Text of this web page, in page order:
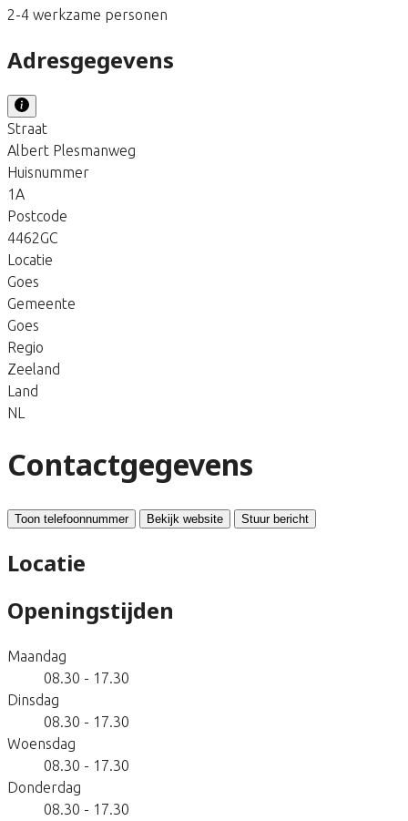
2-4 werkzame personen
Adresgegevens
Straat
Albert Plesmanweg
Huisnummer
1A
Postcode
4462GC
Locatie
Goes
Gemeente
Goes
Regio
Zeeland
Land
NL
Contactgegevens
Toon telefoonnummer Bekijk website Stuur bericht
Locatie
Openingstijden
Maandag
08.30 - 17.30
Dinsdag
08.30 - 17.30
Woensdag
08.30 - 17.30
Donderdag
08.30 - 17.30